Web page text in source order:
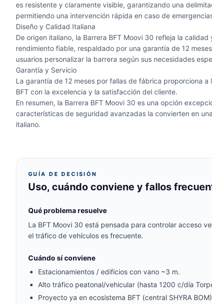
es resistente y claramente visible, garantizando una
permitiendo una intervención rápida en caso de
Diseño y Calidad Italiana
De origen italiano, la Barrera BFT Moovi 30 refleja la
rendimiento fiable, respaldado por una garantía de 12
usuarios personalizar la barrera según sus necesidades
Garantía y Servicio
La garantía de 12 meses por fallas de fábrica proporciona
BFT con la excelencia y la satisfacción del cliente.
En resumen, la Barrera BFT Moovi 30 es una opción
características de seguridad avanzadas la convierten en
italiano.
GUÍA DE DECISIÓN
Uso, cuándo conviene y fallos
Qué problema resuelve
La BFT Moovi 30 está pensada para controlar acceso
el tráfico de vehículos es frecuente.
Cuándo sí conviene
Estacionamientos / edificios con vano ~3 m.
Alto tráfico peatonal/vehicular (hasta 1200 c/día
Proyecto ya en ecosistema BFT (central SHYRA